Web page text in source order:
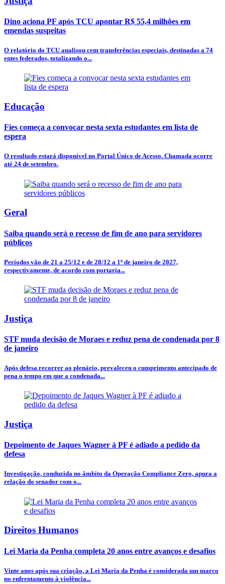
Dino aciona PF após TCU apontar R$ 55,4 milhões em
emendas suspeitas
O relatório do TCU analisou cem transferências especiais, destinadas a 74
entes federados, totalizando o...
Educação
Fies começa a convocar nesta sexta estudantes em lista de
espera
O resultado estará disponível no Portal Único de Acesso. Chamada ocorre
até 24 de setembro.
Geral
Saiba quando será o recesso de fim de ano para servidores
públicos
Períodos vão de 21 a 25/12 e de 28/12 a 1º de janeiro de 2027,
respectivamente, de acordo com portaria...
Justiça
STF muda decisão de Moraes e reduz pena de condenada por 8
de janeiro
Após defesa recorrer ao plenário, prevaleceu o cumprimento antecipado de
pena o tempo em que a condenada...
Justiça
Depoimento de Jaques Wagner à PF é adiado a pedido da
defesa
Investigação, conduzida no âmbito da Operação Compliance Zero, apura a
relação do senador com o...
Direitos Humanos
Lei Maria da Penha completa 20 anos entre avanços e desafios
Vinte anos após sua criação, a Lei Maria da Penha é considerada um marco
no enfrentamento à violência...